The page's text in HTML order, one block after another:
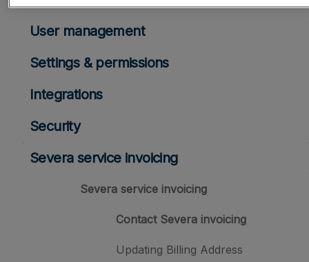
User management
Settings & permissions
Integrations
Security
Severa service invoicing
Severa service invoicing
Contact Severa invoicing
Updating Billing Address